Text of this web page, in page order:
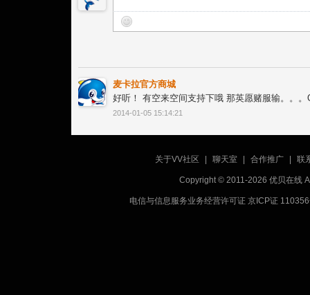
麦卡拉官方商城
好听！ 有空来空间支持下哦 那英愿赌服输。。
2014-01-05 15:14:21
关于VV社区 聊天室 合作推广 联
Copyright © 2011-2026 优贝在线
电信与信息服务业务经营许可证 京ICP证